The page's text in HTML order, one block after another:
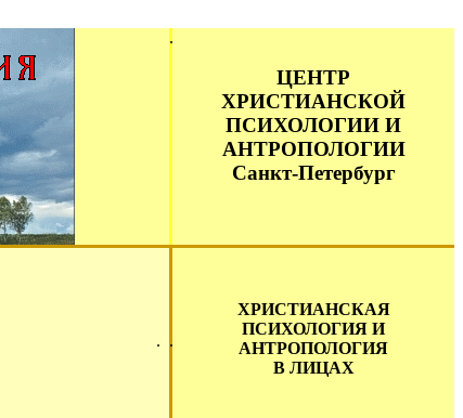
ЦЕНТР
ХРИСТИАНСКОЙ
ПСИХОЛОГИИ И
АНТРОПОЛОГИИ
Санкт-Петербург
ХРИСТИАНСКАЯ
ПСИХОЛОГИЯ И
АНТРОПОЛОГИЯ
В ЛИЦАХ